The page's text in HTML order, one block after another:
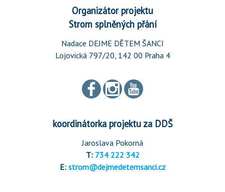
Organizátor projektu
Strom splněných přání
Nadace DEJME DĚTEM ŠANCI
Lojovická 797/20, 142 00 Praha 4
koordinátorka projektu za DDŠ
Jaroslava Pokorná
T: 734 222 342
E: strom@dejmedetemsanci.cz